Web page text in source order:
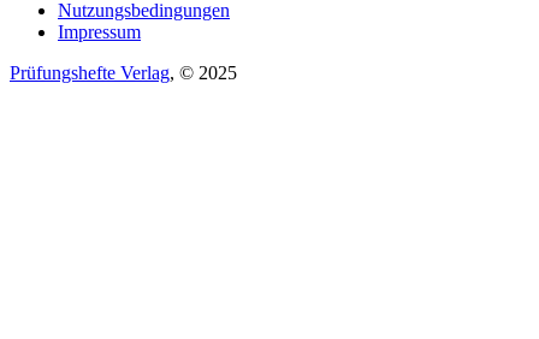
Nutzungsbedingungen
Impressum
Prüfungshefte Verlag, © 2025